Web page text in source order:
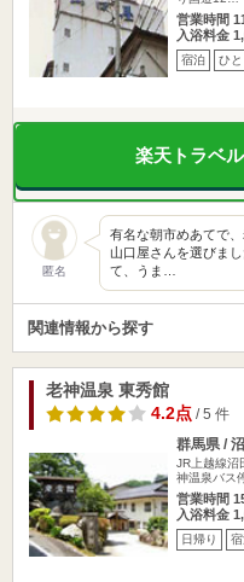
営業時間
入浴料金
宿泊 ひ
楽天トラベ
匿名
有名な朝市めあてで
山口屋さんを選びま
て、うま…
関連情報から探す
老神温泉 東秀館
4.2点/ 5 件
群馬県 /
JR上越線沼
神温泉バス
営業時間
入浴料金
日帰り